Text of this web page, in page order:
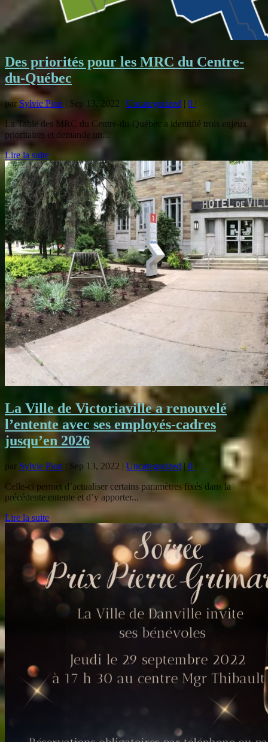
Des priorités pour les MRC du Centre-
du-Québec
par Sylvie Pion | Sep 13, 2022 | Uncategorized | 0 |
La Table des MRC du Centre-du-Québec a identifié trois enjeux
prioritaires et demande un...
Lire la suite
La Ville de Victoriaville a renouvelé
l’entente avec ses employés-cadres
jusqu’en 2026
par Sylvie Pion | Sep 13, 2022 | Uncategorized | 0 |
Celle-ci permet d’actualiser certains paramètres fixés dans la
précédente entente et d’y apporter...
Lire la suite